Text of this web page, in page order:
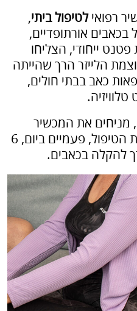
רפואילטיפול ביתי,
בכאבים אורתופדיים,
ייחודי, הצליחו
הלייזר הרך שהייתה
כאב בבתי חולים,
מניחים את המכשיר
במקום הכאב, על פי הוראות הטיפול, פעמיים ביום, 6
להקלה בכאבים.